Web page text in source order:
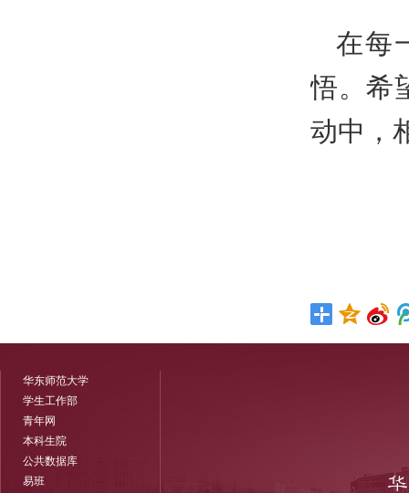
在每
悟。希
动中，
华东师范大学
学生工作部
青年网
本科生院
公共数据库
易班